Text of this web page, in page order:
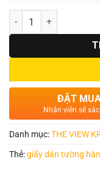
Số lượng
ĐẶT
Nhân viên sẽ
Danh mục:THE VIEW
Thẻ:giấy dán tường